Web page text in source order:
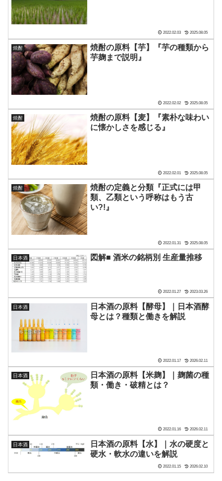
2022.02.03 2025.08.05
焼酎
焼酎の原料【芋】『芋の種類から
芋麹まで説明』
2022.02.02 2025.08.05
焼酎
焼酎の原料【麦】『素朴な味わい
に懐かしさを感じる』
2022.02.01 2025.08.05
焼酎
焼酎の定義と分類『正式には甲
類、乙類という呼称はもう古
い?!』
2022.01.31 2025.08.05
日本酒 図解■ 酒米の銘柄別 生産量推移
2022.01.27 2023.03.26
日本酒
日本酒の原料【酵母】｜日本酒酵
母とは？種類と働きを解説
2022.01.17 2026.02.11
日本酒
日本酒の原料【米麹】｜麹菌の種
類・働き・破精とは？
2022.01.16 2026.02.11
日本酒
日本酒の原料【水】｜水の硬度と
硬水・軟水の違いを解説
2022.01.15 2026.02.10